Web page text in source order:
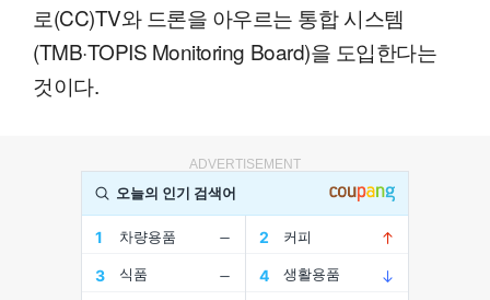
로(CC)TV와 드론을 아우르는 통합 시스템
(TMB·TOPIS Monitoring Board)을 도입한다는
것이다.
ADVERTISEMENT